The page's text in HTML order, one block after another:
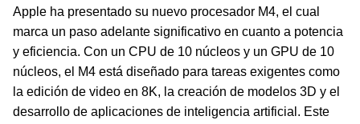
Apple ha presentado su nuevo procesador M4, el cual
marca un paso adelante significativo en cuanto a potencia
y eficiencia. Con un CPU de 10 núcleos y un GPU de 10
núcleos, el M4 está diseñado para tareas exigentes como
la edición de video en 8K, la creación de modelos 3D y el
desarrollo de aplicaciones de inteligencia artificial. Este